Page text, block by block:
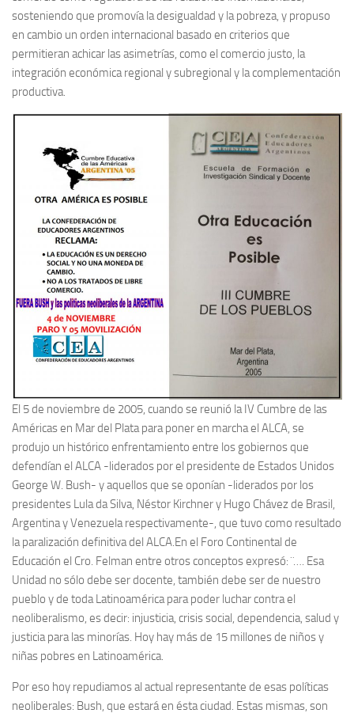
sosteniendo que promovía la desigualdad y la pobreza, y propuso
en cambio un orden internacional basado en criterios que
permitieran achicar las asimetrías, como el comercio justo, la
integración económica regional y subregional y la complementación
productiva.
El 5 de noviembre de 2005, cuando se reunió la IV Cumbre de las
Américas en Mar del Plata para poner en marcha el ALCA, se
produjo un histórico enfrentamiento entre los gobiernos que
defendían el ALCA -liderados por el presidente de Estados Unidos
George W. Bush- y aquellos que se oponían -liderados por los
presidentes Lula da Silva, Néstor Kirchner y Hugo Chávez de Brasil,
Argentina y Venezuela respectivamente-, que tuvo como resultado
la paralización definitiva del ALCA.En el Foro Continental de
Educación el Cro. Felman entre otros conceptos expresó: ¨…. Esa
Unidad no sólo debe ser docente, también debe ser de nuestro
pueblo y de toda Latinoamérica para poder luchar contra el
neoliberalismo, es decir: injusticia, crisis social, dependencia, salud y
justicia para las minorías. Hoy hay más de 15 millones de niños y
niñas pobres en Latinoamérica.
Por eso hoy repudiamos al actual representante de esas políticas
neoliberales: Bush, que estará en ésta ciudad. Estas mismas, son